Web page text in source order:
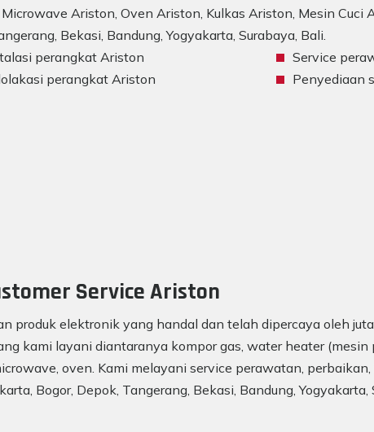
Ariston, Oven Ariston, Kulkas Ariston, Mesin Cuci
Bekasi, Bandung, Yogyakarta, Surabaya, Bali.
perangkat Ariston
Service
perangkat Ariston Penyediaan
Service Ariston
produk elektronik yang handal dan telah dipercaya oleh
kami layani diantaranya kompor gas, water heater (mesin
oven. Kami melayani service perawatan,
Bogor, Depok, Tangerang, Bekasi, Bandung,